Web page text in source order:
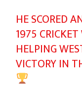
HE SCORED
1975
HELPING
VICTORY IN